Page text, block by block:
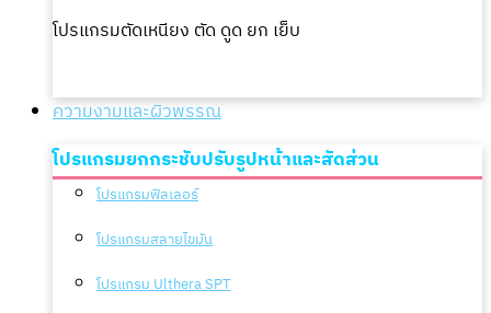
โปรแกรมตัดเหนียง ตัด ดูด ยก เย็บ
ความงามและผิวพรรณ
โปรแกรมยกกระชับปรับรูปหน้าและสัดส่วน
โปรแกรมฟิลเลอร์
โปรแกรมสลายไขมัน
โปรแกรม Ulthera SPT